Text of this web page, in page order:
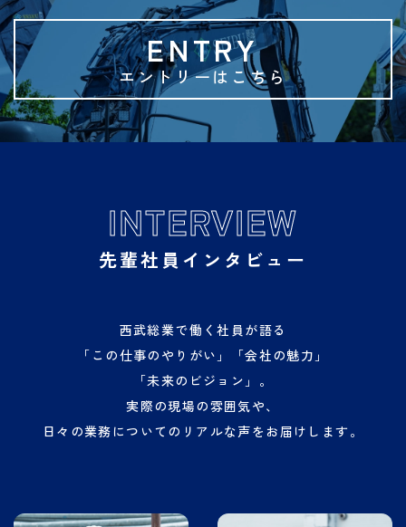
ENTRY
エントリーはこちら
INTERVIEW
先輩社員インタビュー
西武総業で働く社員が語る
「この仕事のやりがい」「会社の魅力」
「未来のビジョン」。
実際の現場の雰囲気や、
日々の業務についてのリアルな声を お届けします。